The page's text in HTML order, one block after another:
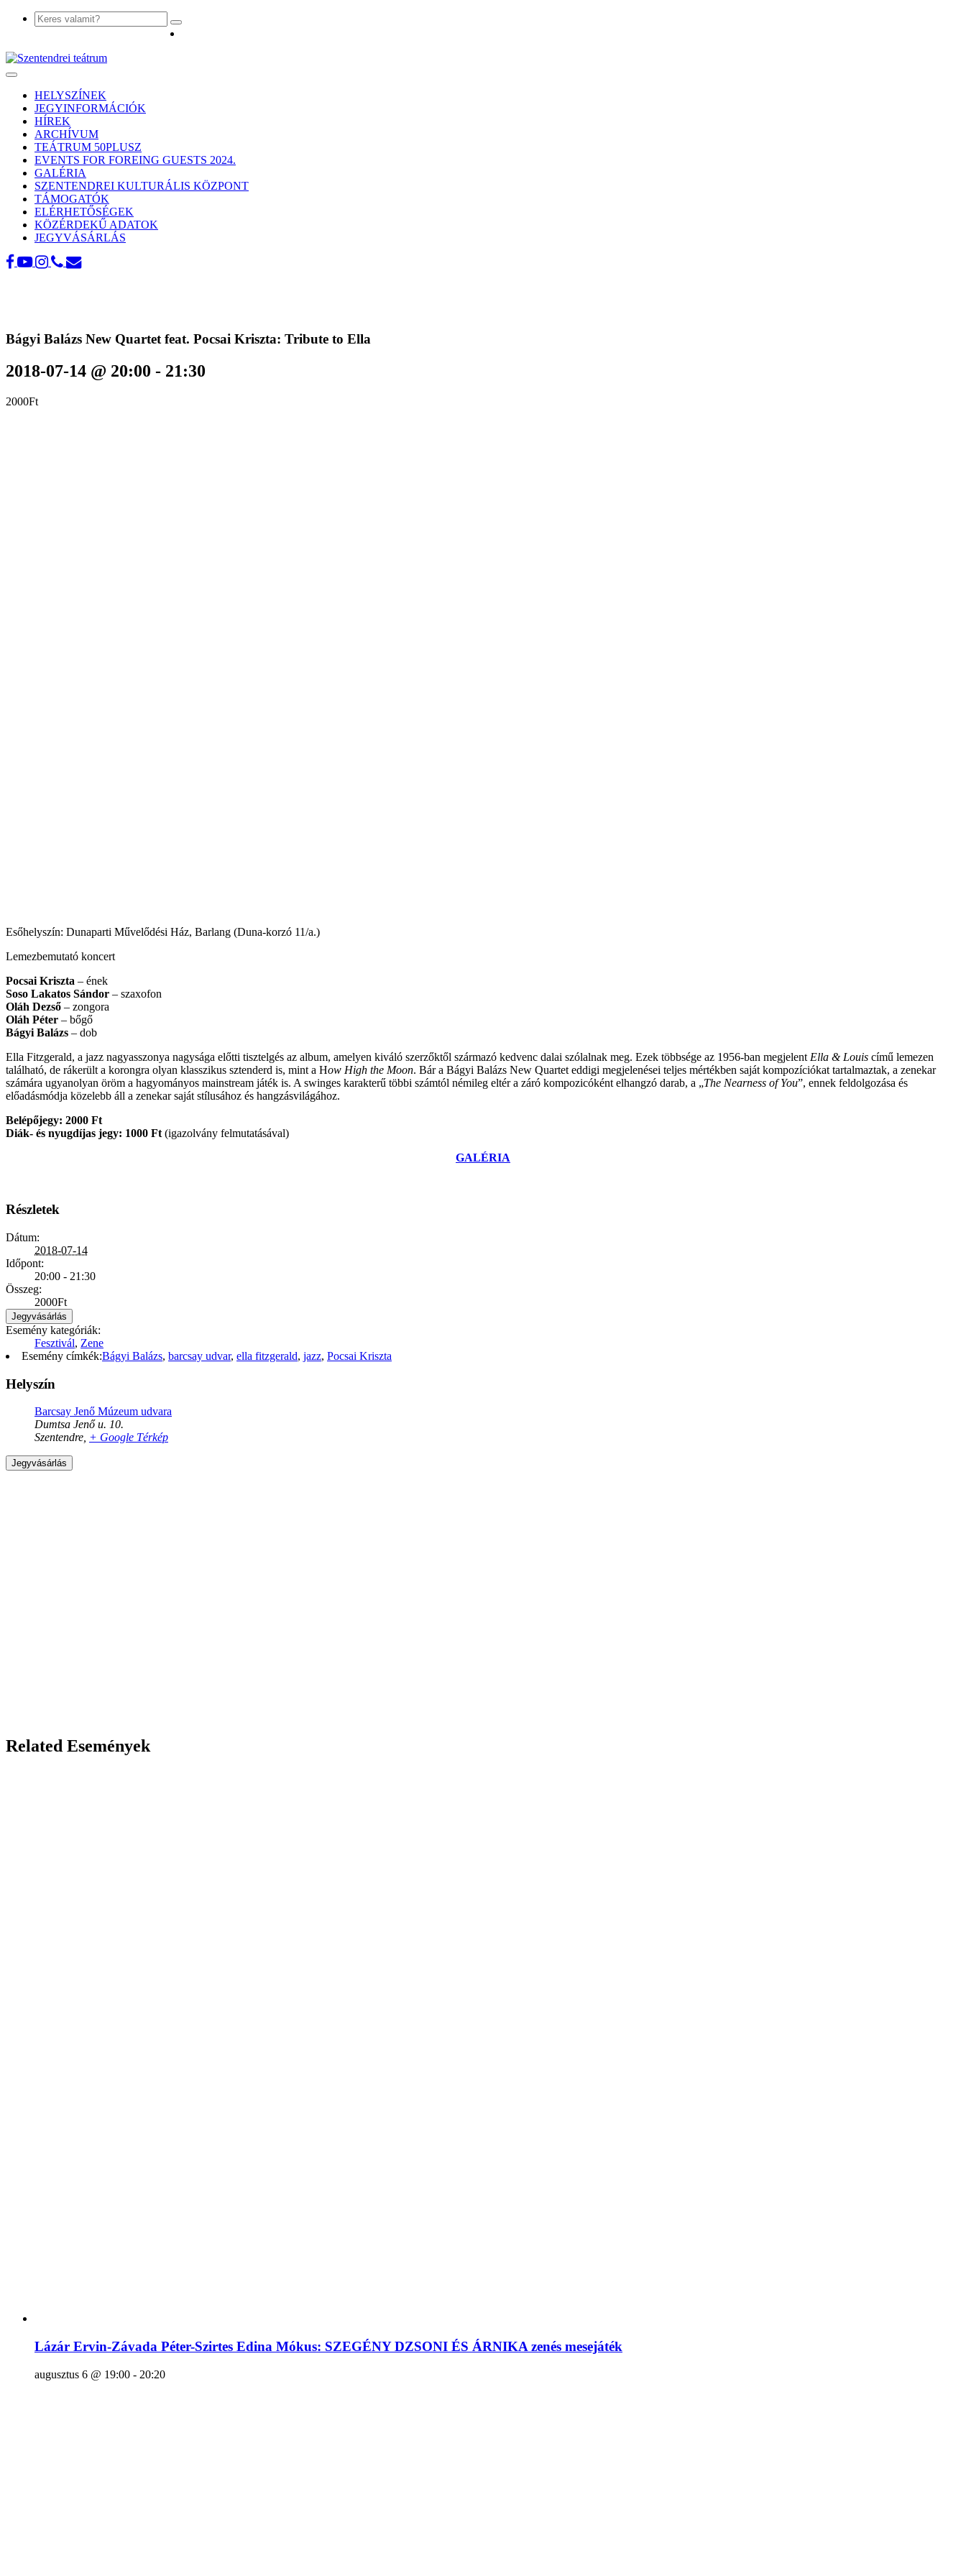
Toggle
navigationHELYSZÍNEK
JEGYINFORMÁCIÓK
HÍREK
ARCHÍVUM
TEÁTRUM 50PLUSZ
EVENTS FOR FOREING GUESTS 2024.
GALÉRIA
SZENTENDREI KULTURÁLIS KÖZPONT
TÁMOGATÓK
ELÉRHETŐSÉGEK
KÖZÉRDEKŰ ADATOK
JEGYVÁSÁRLÁS
Bágyi Balázs New Quartet feat. Pocsai Kriszta: Tribute to Ella
2018-07-14 @ 20:00 - 21:30
2000Ft
Esőhelyszín: Dunaparti Művelődési Ház, Barlang (Duna-korzó 11/a.)
Lemezbemutató koncert
Pocsai Kriszta – ének
Soso Lakatos Sándor – szaxofon
Oláh Dezső – zongora
Oláh Péter – bőgő
Bágyi Balázs – dob
Ella Fitzgerald, a jazz nagyasszonya nagysága előtti tisztelgés az album, amelyen kiváló szerzőktől származó kedvenc dalai szólalnak meg. Ezek többsége az 1956-ban megjelent Ella & Louis című lemezen
található, de ráke­rült a korongra olyan klasszikus sztenderd is, mint a How High the Moon. Bár a Bágyi Balázs New Quartet eddigi megjelenései teljes mértékben saját kompozíciókat tar­talmaztak, a zenekar
számára ugyanolyan öröm a hagyo­mányos mainstream játék is. A swinges karakterű többi számtól némileg eltér a záró kompozicóként elhangzó darab, a „The Nearness of You”, ennek feldolgozása és
előadásmódja közelebb áll a zenekar saját stílusához és hangzásvilágához.
Belépőjegy: 2000 Ft
Diák- és nyugdíjas jegy: 1000 Ft (igazolvány felmutatásával)
GALÉRIA
Részletek
Dátum:
2018-07-14
Időpont:
20:00 - 21:30
Összeg:
2000Ft
Jegyvásárlás
Esemény kategóriák:
Fesztivál, Zene
Esemény címkék:Bágyi Balázs, barcsay udvar, ella fitzgerald, jazz, Pocsai Kriszta
Helyszín
Barcsay Jenő Múzeum udvara
Dumtsa Jenő u. 10.
Szentendre, + Google Térkép
Jegyvásárlás
Related Események
Lázár Ervin-Závada Péter-Szirtes Edina Mókus: SZEGÉNY DZSONI ÉS ÁRNIKA zenés mesejáték
augusztus 6 @ 19:00 - 20:20